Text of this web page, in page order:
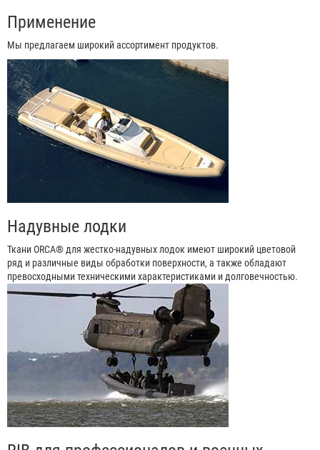
Применение
Мы предлагаем широкий ассортимент продуктов.
Надувные лодки
Ткани ORCA® для жестко-надувных лодок имеют широкий цветовой
ряд и различные виды обработки поверхности, а также обладают
превосходными техническими характеристиками и долговечностью.